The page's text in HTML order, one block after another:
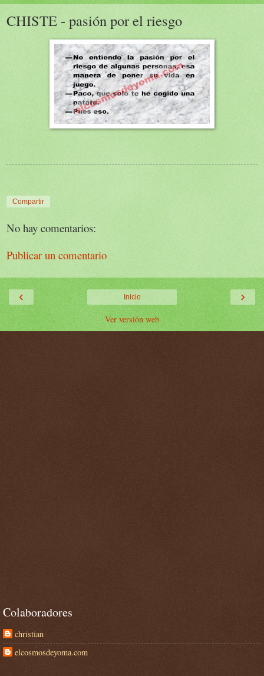
CHISTE - pasión por el riesgo
Compartir
No hay comentarios:
Publicar un comentario
‹ ›
Inicio
Ver versión web
Colaboradores
christian
elcosmosdeyoma.com